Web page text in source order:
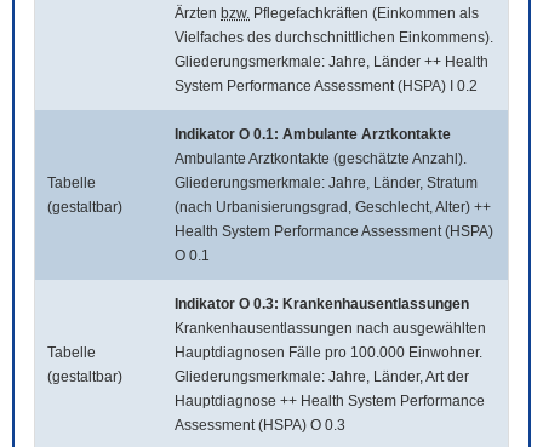
Ärzten bzw. Pflegefachkräften (Einkommen als
Vielfaches des durchschnittlichen Einkommens).
Gliederungsmerkmale: Jahre, Länder ++ Health
System Performance Assessment (HSPA) I 0.2
Tabelle
(gestaltbar)
Indikator O 0.1: Ambulante Arztkontakte
Ambulante Arztkontakte (geschätzte Anzahl).
Gliederungsmerkmale: Jahre, Länder, Stratum
(nach Urbanisierungsgrad, Geschlecht, Alter) ++
Health System Performance Assessment (HSPA)
O 0.1
Tabelle
(gestaltbar)
Indikator O 0.3: Krankenhausentlassungen
Krankenhausentlassungen nach ausgewählten
Hauptdiagnosen Fälle pro 100.000 Einwohner.
Gliederungsmerkmale: Jahre, Länder, Art der
Hauptdiagnose ++ Health System Performance
Assessment (HSPA) O 0.3